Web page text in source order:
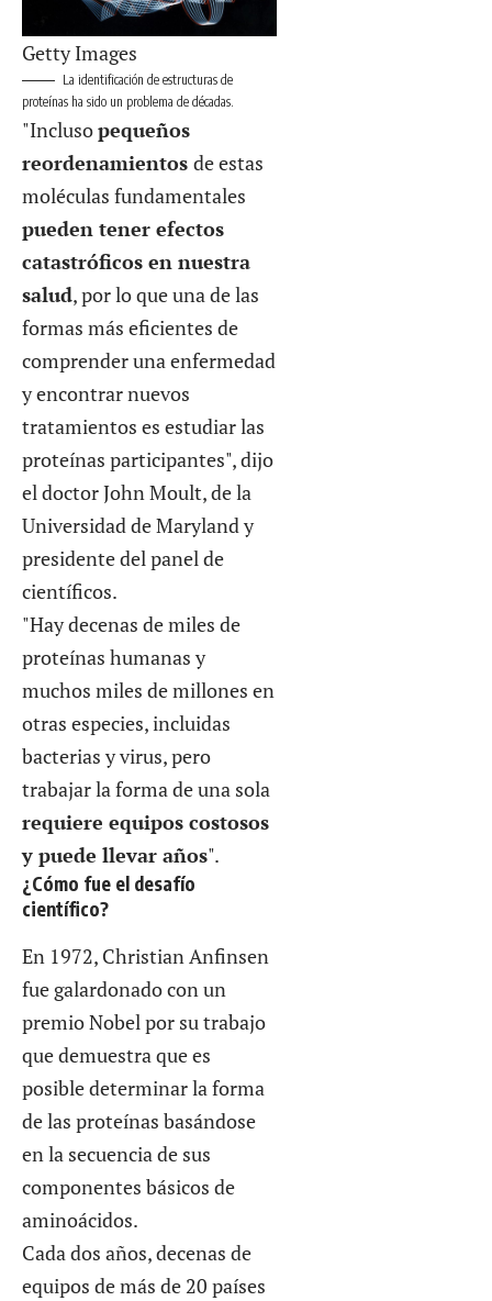
Getty Images
La identificación de estructuras de
proteínas ha sido un problema de décadas.
"Inclusopequeños
reordenamientos de estas
moléculas fundamentales
pueden tener efectos
catastróficos en nuestra
salud, por lo que una de las
formas más eficientes de
comprender una enfermedad
y encontrar nuevos
tratamientos es estudiar las
proteínas participantes", dijo
el doctor John Moult, de la
Universidad de Maryland y
presidente del panel de
científicos.
"Hay decenas de miles de
proteínas humanas y
muchos miles de millones en
otras especies, incluidas
bacterias y virus, pero
trabajar la forma de una sola
requiere equipos costosos
y puede llevar años".
¿Cómo fue el desafío
científico?
En 1972, Christian Anfinsen
fue galardonado con un
premio Nobel por su trabajo
que demuestra que es
posible determinar la forma
de las proteínas basándose
en la secuencia de sus
componentes básicos de
aminoácidos.
Cada dos años, decenas de
equipos de más de 20 países